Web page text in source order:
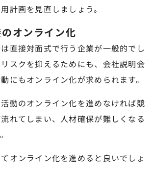
計画を見直しましょう。
オンライン化
直接対面式で行う企業が一般的でし
スクを抑えるためにも、会社説明会
にもオンライン化が求められます。
動のオンライン化を進めなければ競
れてしまい、人材確保が難しくなる
オンライン化を進めると良いでしょ